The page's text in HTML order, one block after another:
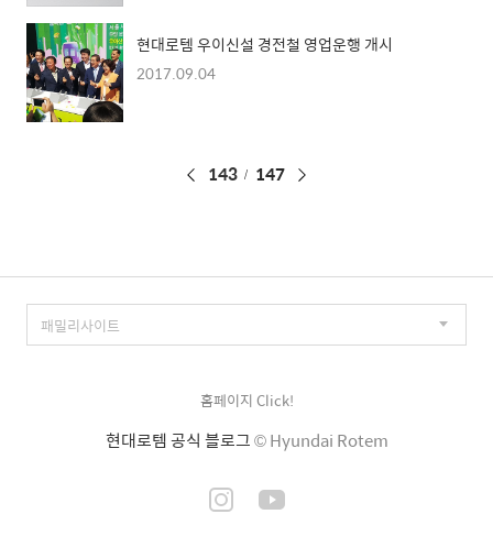
현대로템 우이신설 경전철 영업운행 개시
2017.09.04
페
143 147
홈페이지 Click!
현대로템 공식 블로그© Hyundai Rotem